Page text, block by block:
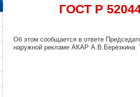
ГОСТ Р
Об этом сообщается в ответе
наружной рекламе АКАР А.В.Берёзкина.